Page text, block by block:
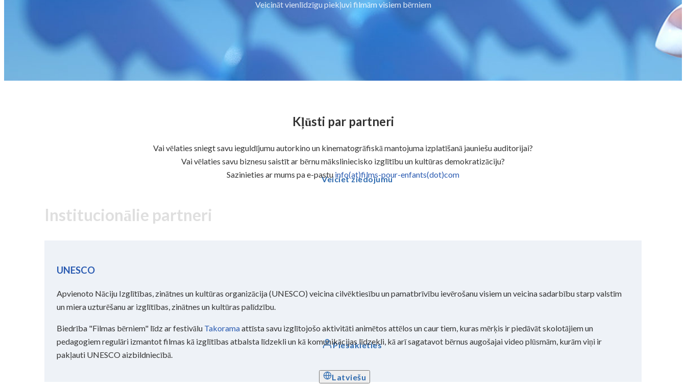
Veiciet ziedojumu
Piesakieties
Latviešu
Veicināt vienlīdzīgu piekļuvi filmām visiem bērniem
Kļūsti par partneri
Vai vēlaties sniegt savu ieguldījumu autorkino un kinematogrāfiskā mantojuma izplatīšanā jauniešu auditorijai?
Vai vēlaties savu biznesu saistīt ar bērnu māksliniecisko izglītību un kultūras demokratizāciju?
Sazinieties ar mums pa e-pastu info(at)films-pour-enfants(dot)com
Institucionālie partneri
UNESCO
Apvienoto Nāciju Izglītības, zinātnes un kultūras organizācija (UNESCO) veicina cilvēktiesību un pamatbrīvību ievērošanu visiem un veicina sadarbību starp valstīm
un miera uzturēšanu ar izglītības, zinātnes un kultūras palīdzību.
Biedrība "Filmas bērniem" līdz ar festivālu Takoramaattīsta savu izglītojošo aktivitāti animētos attēlos un caur tiem, kuras mērķis ir piedāvāt skolotājiem un
pedagogiem regulāri izmantot filmas kā izglītības atbalsta līdzekli un kā komunikācijas līdzekli, kā arī sagatavot bērnus augošajai video plūsmām, kurām viņi ir
pakļauti UNESCO aizbildniecībā.